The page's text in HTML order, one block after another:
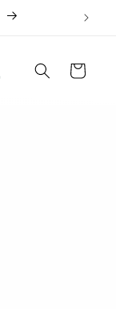
Warenkorb